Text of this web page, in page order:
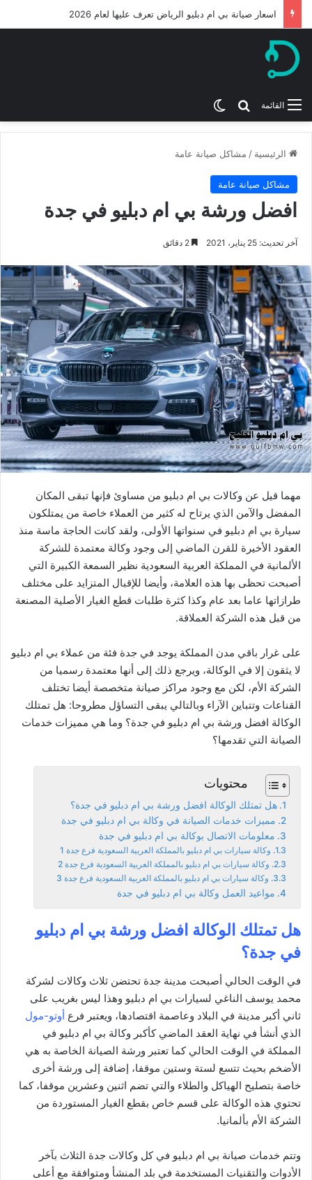
اسعار صيانة بي ام دبليو الرياض تعرف عليها لعام 2026
القائمة بحث عن
الرئيسية / مشاكل صيانة عامة
مشاكل صيانة عامة
افضل ورشة بي ام دبليو في جدة
آخر تحديث: 25 يناير، 2021
مهما قيل عن وكالات بي ام دبليو من مساوئ فإنها تبقى المكان
المفضل والآمن الذي يرتاح له كثير من العملاء خاصة من يمتلكون
سيارة بي ام دبليو في سنواتها الأولى، ولقد كانت الحاجة ماسة منذ
العقود الأخيرة للقرن الماضي إلى وجود وكالة معتمدة للشركة
الألمانية في المملكة العربية السعودية نظير السمعة الكبيرة التي
أصبحت تحظى بها هذه العلامة، وأيضا للإقبال المتزايد على مختلف
طرازاتها عاما بعد عام وكذا كثرة طلبات قطع الغيار الأصلية المصنعة
من قبل هذه الشركة العملاقة.
على غرار باقي مدن المملكة يوجد في جدة فئة من عملاء بي ام دبليو
لا يثقون إلا في الوكالة، ويرجع ذلك إلى أنها معتمدة رسميا من
الشركة الأم، لكن مع وجود مراكز صيانة متخصصة أيضا تختلف
القناعات وتتباين الآراء وبالتالي يبقى التساؤل مطروحا: هل تمتلك
الوكالة افضل ورشة بي ام دبليو في جدة؟ وما هي مميزات خدمات
الصيانة التي تقدمها؟
محتويات
هل تمتلك الوكالة افضل ورشة بي ام دبليو في جدة؟
مميزات خدمات الصيانة في وكالة بي ام دبليو في جدة
معلومات الاتصال بوكالة بي ام دبليو في جدة
وكالة سيارات بي ام دبليو بالمملكة العربية السعودية فرع جدة 1
وكالة سيارات بي ام دبليو بالمملكة العربية السعودية فرع جدة 2
وكالة سيارات بي ام دبليو بالمملكة العربية السعودية فرع جدة 3
مواعيد العمل وكالة بي ام دبليو في جدة
هل تمتلك الوكالة افضل ورشة بي ام دبليو
في جدة؟
في الوقت الحالي أصبحت مدينة جدة تحتضن ثلاث وكالات لشركة
محمد يوسف الناغي لسيارات بي ام دبليو وهذا ليس بغريب على
ثاني أكبر مدينة في البلاد وعاصمة اقتصادها، ويعتبر فرع أوتو-مول
الذي أنشأ في نهاية العقد الماضي كأكبر وكالة بي ام دبليو في
المملكة في الوقت الحالي كما تعتبر ورشة الصيانة الخاصة به هي
الأضخم بحيث تتسع لستة وستين موقفا، إضافة إلى ورشة أخرى
خاصة بتصليح الهياكل والطلاء والتي تضم اثنين وعشرين موقفا، كما
تحتوي هذه الوكالة على قسم خاص بقطع الغيار المستوردة من
الشركة الأم بألمانيا.
وتتم خدمات صيانة بي ام دبليو في كل وكالات جدة الثلاث بآخر
الأدوات والتقنيات المستخدمة في بلد المنشأ ومتوافقة مع أعلى